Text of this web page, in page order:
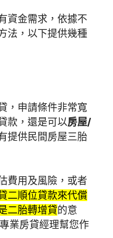
資金需求，依據不
法，以下提供幾種
，申請條件非常寬
款，還是可以房屋/
提供民間房屋三胎
費用及風險，或者
二順位貸款來代償
二胎轉增貸的意
業房貸經理幫您作